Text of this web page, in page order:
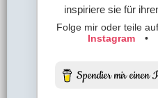
inspiriere sie für
Folge mir oder teile
Instagram
•